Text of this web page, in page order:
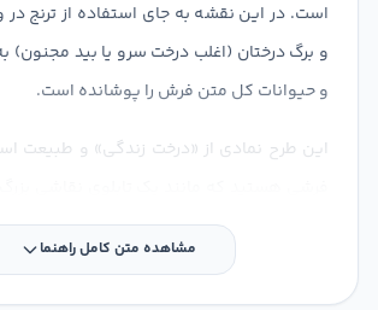
است. در این نقشه به جای استفاده از ترنج
و برگ درختان (اغلب درخت سرو یا بید مجنون)
و حیوانات کل متن فرش را پوشانده است.
این طرح نمادی از «درخت زندگی» و طبیعت
شما بدرخشد، نقشه‌های درختی موجود در
شگفت‌زده خواهند کرد.
مشاهده متن کامل راهنما